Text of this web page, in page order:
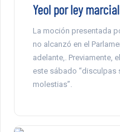
Yeol por ley
La moción presentada
no alcanzó en el
adelante,. Previamente,
este sábado “disculpas
molestias”.